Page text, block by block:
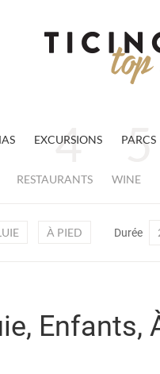
EXCURSIONS PARCS
RESTAURANTS WINE
À PIED Durée
Enfants,